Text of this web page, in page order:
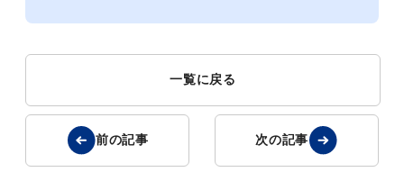
前の記事
一覧に戻る
次の記事